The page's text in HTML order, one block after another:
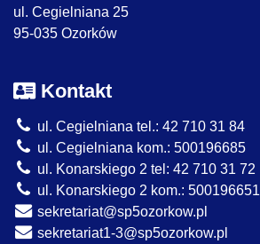
ul. Cegielniana 25
95-035 Ozorków
Kontakt
ul. Cegielniana tel.: 42 710 31 84
ul. Cegielniana kom.: 500196685
ul. Konarskiego 2 tel: 42 710 31 72
ul. Konarskiego 2 kom.: 500196651
sekretariat@sp5ozorkow.pl
sekretariat1-3@sp5ozorkow.pl